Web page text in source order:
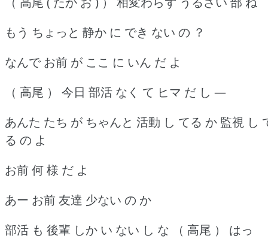
もう ちょっと 静か に でき ない の ？
なんで お前 が ここ に いん だ よ
（ 高尾 ） 今日 部活 なく て ヒマ だ し ―
あんた たち が ちゃんと 活動 し てる か 監視 し
る の よ
お前 何 様 だ よ
あー お前 友達 少ない の か
部活 も 後輩 しか い ない し な （ 高尾 ） はっ